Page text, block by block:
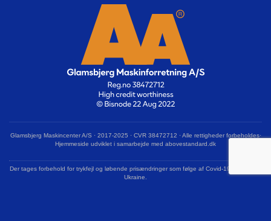
Glamsbjerg Maskincenter A/S · 2017-2025 · CVR 38472712 · Alle rettigheder forbeholdes·
Hjemmeside udviklet i samarbejde med abovestandard.dk
Der tages forbehold for trykfejl og løbende prisændringer som følge af Covid-19 og krigen i
Ukraine.